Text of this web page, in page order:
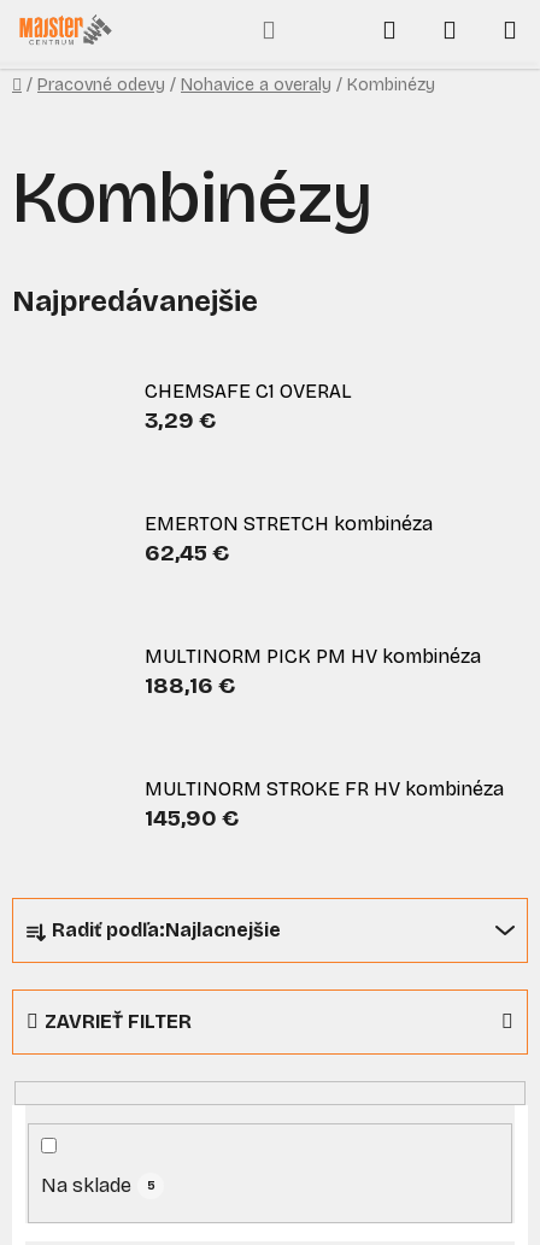
Prejsť
na
obsah
Hľadať
KOŠÍK
Domov
/ Pracovné odevy / Nohavice a overaly / Kombinézy
Kombinézy
Najpredávanejšie
CHEMSAFE C1 OVERAL
3,29 €
EMERTON STRETCH kombinéza
62,45 €
MULTINORM PICK PM HV kombinéza
188,16 €
MULTINORM STROKE FR HV kombinéza
145,90 €
a
n
e
p
d
Radiť podľa:Najlacnejšie
ZAVRIEŤ FILTER
Na sklade 5